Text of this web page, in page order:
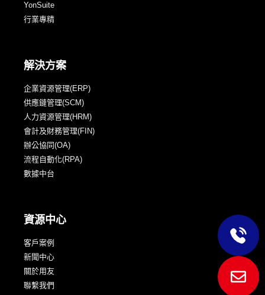
YonSuite
行業專精
解決方案
企業資源管理(ERP)
供應鏈管理(SCM)
人力資源管理(HRM)
會計及財務管理(FIN)
辦公協同(OA)
流程自動化(RPA)
數據中台
資源中心
客戶案例
新聞中心
關於用友
聯繫我們